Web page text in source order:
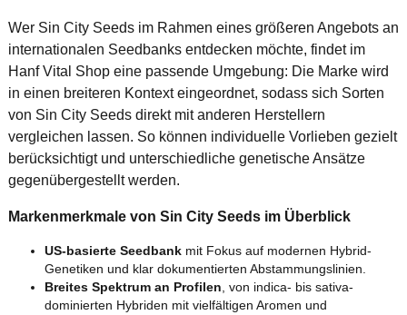
Wer Sin City Seeds im Rahmen eines größeren Angebots an
internationalen Seedbanks entdecken möchte, findet im
Hanf Vital Shop eine passende Umgebung: Die Marke wird
in einen breiteren Kontext eingeordnet, sodass sich Sorten
von Sin City Seeds direkt mit anderen Herstellern
vergleichen lassen. So können individuelle Vorlieben gezielt
berücksichtigt und unterschiedliche genetische Ansätze
gegenübergestellt werden.
Markenmerkmale von Sin City Seeds im Überblick
US-basierte Seedbankmit Fokus auf modernen Hybrid-
Genetiken und klar dokumentierten Abstammungslinien.
Breites Spektrum an Profilen, von indica- bis sativa-
dominierten Hybriden mit vielfältigen Aromen und